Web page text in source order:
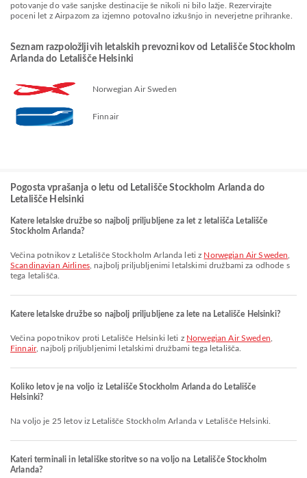
potovanje do vaše sanjske destinacije še nikoli ni bilo lažje. Rezervirajte
poceni let z Airpazom za izjemno potovalno izkušnjo in neverjetne prihranke.
Seznam razpoložljivih letalskih prevoznikov od Letališče Stockholm
Arlanda do Letališče Helsinki
Norwegian Air Sweden
Finnair
Pogosta vprašanja o letu od Letališče Stockholm Arlanda do
Letališče Helsinki
Katere letalske družbe so najbolj priljubljene za let z letališča Letališče
Stockholm Arlanda?
Večina potnikov z Letališče Stockholm Arlanda leti z Norwegian Air Sweden
Scandinavian Airlines, najbolj priljubljenimi letalskimi družbami za odhode s
tega letališča.
Katere letalske družbe so najbolj priljubljene za lete na Letališče Helsinki?
Večina popotnikov proti Letališče Helsinki leti z Norwegian Air Sweden
Finnair, najbolj priljubljenimi letalskimi družbami tega letališča.
Koliko letov je na voljo iz Letališče Stockholm Arlanda do Letališče
Helsinki?
Na voljo je 25 letov iz Letališče Stockholm Arlanda v Letališče Helsinki.
Kateri terminali in letališke storitve so na voljo na Letališče Stockholm
Arlanda?